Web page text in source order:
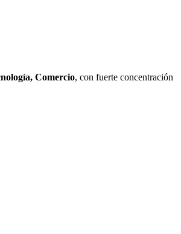
Comercio, con fuerte concentración